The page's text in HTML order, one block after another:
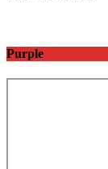
Purple